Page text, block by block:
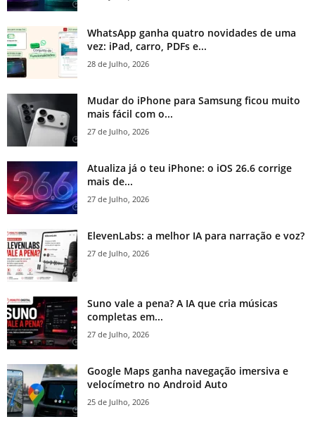
WhatsApp ganha quatro novidades de uma
vez: iPad, carro, PDFs e...
28 de Julho, 2026
Mudar do iPhone para Samsung ficou muito
mais fácil com o...
27 de Julho, 2026
Atualiza já o teu iPhone: o iOS 26.6 corrige
mais de...
27 de Julho, 2026
ElevenLabs: a melhor IA para narração e voz?
27 de Julho, 2026
Suno vale a pena? A IA que cria músicas
completas em...
27 de Julho, 2026
Google Maps ganha navegação imersiva e
velocímetro no Android Auto
25 de Julho, 2026